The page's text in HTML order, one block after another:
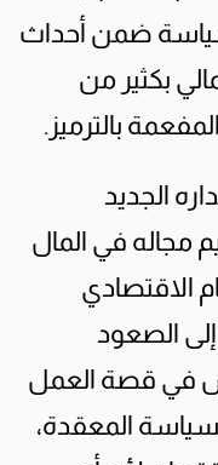
ضمن أحداث
بكثير من
بالترميز.
الجديد
مجاله في المال
الاقتصادي
إلى الصعود
في قصة العمل
المعقدة،